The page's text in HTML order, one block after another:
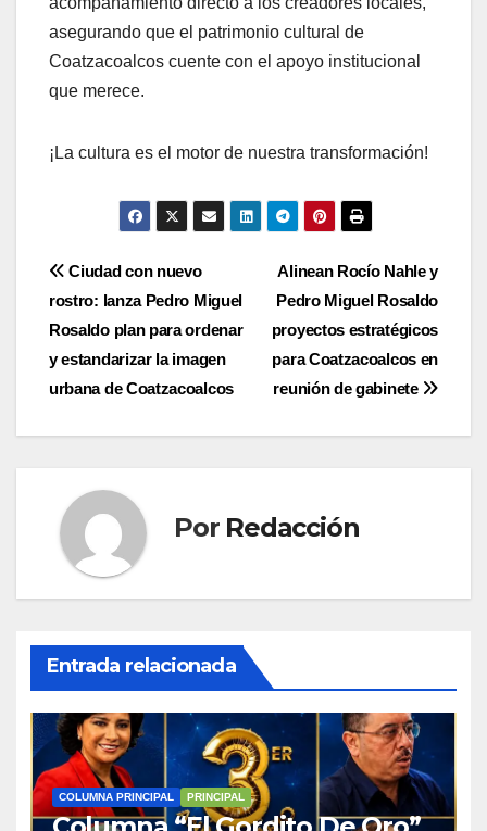
asegurando que el patrimonio cultural de
Coatzacoalcos cuente con el apoyo institucional
que merece.
¡La cultura es el motor de nuestra transformación!
Navegación
de
entradas
Alinean Rocío Nahle y
Pedro Miguel Rosaldo
proyectos estratégicos
para Coatzacoalcos en
reunión de gabinete
Ciudad con nuevo
rostro: lanza Pedro Miguel
Rosaldo plan para ordenar
y estandarizar la imagen
urbana de Coatzacoalcos
Por Redacción
Entrada relacionada
COLUMNA PRINCIPAL PRINCIPAL